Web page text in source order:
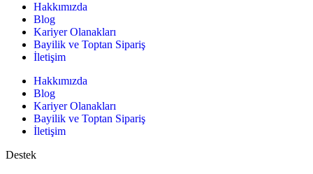
Hakkımızda
Blog
Kariyer Olanakları
Bayilik ve Toptan Sipariş
İletişim
Hakkımızda
Blog
Kariyer Olanakları
Bayilik ve Toptan Sipariş
İletişim
Destek